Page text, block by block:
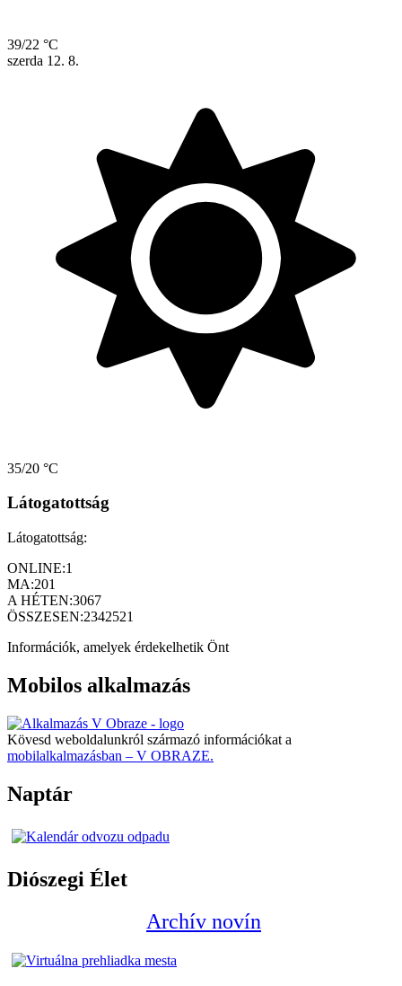
39/22 °C
szerda 12. 8.
35/20 °C
Látogatottság
Látogatottság:
ONLINE:1
MA:201
A HÉTEN:3067
ÖSSZESEN:2342521
Információk, amelyek érdekelhetik Önt
Mobilos alkalmazás
Kövesd weboldalunkról származó információkat a
mobilalkalmazásban – V OBRAZE.
Naptár
Diószegi Élet
Archív novín